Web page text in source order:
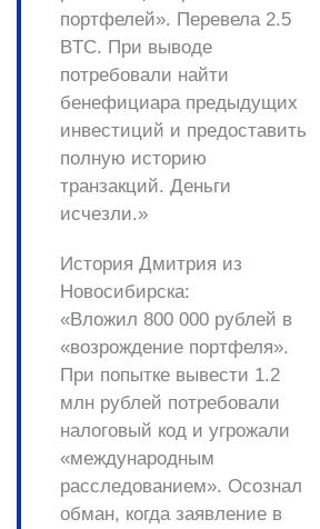
портфелей». Перевела 2.5
BTC. При выводе
потребовали найти
бенефициара предыдущих
инвестиций и предоставить
полную историю
транзакций. Деньги
исчезли.»
История Дмитрия из
Новосибирска:
«Вложил 800 000 рублей в
«возрождение портфеля».
При попытке вывести 1.2
млн рублей потребовали
налоговый код и угрожали
«международным
расследованием». Осознал
обман, когда заявление в